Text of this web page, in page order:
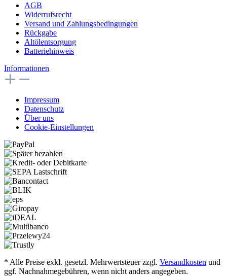
AGB
Widerrufsrecht
Versand und Zahlungsbedingungen
Rückgabe
Altölentsorgung
Batteriehinweis
Informationen
Impressum
Datenschutz
Über uns
Cookie-Einstellungen
* Alle Preise exkl. gesetzl. Mehrwertsteuer zzgl. Versandkosten und
ggf. Nachnahmegebühren, wenn nicht anders angegeben.